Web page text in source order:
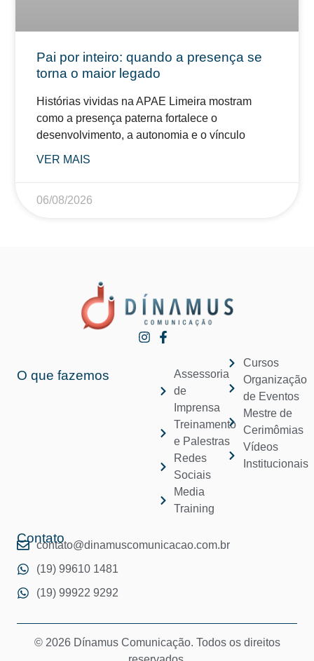
Pai por inteiro: quando a presença se
torna o maior legado
Histórias vividas na APAE Limeira mostram
como a presença paterna fortalece o
desenvolvimento, a autonomia e o vínculo
VER MAIS
06/08/2026
O que fazemos
Assessoria
de
Imprensa
Treinamento
e Palestras
Redes
Sociais
Media
Training
Cursos
Organização
de Eventos
Mestre de
Cerimômias
Vídeos
Institucionais
Contato
contato@dinamuscomunicacao.com.br
(19) 99610 1481
(19) 99922 9292
© 2026 Dínamus Comunicação. Todos os direitos